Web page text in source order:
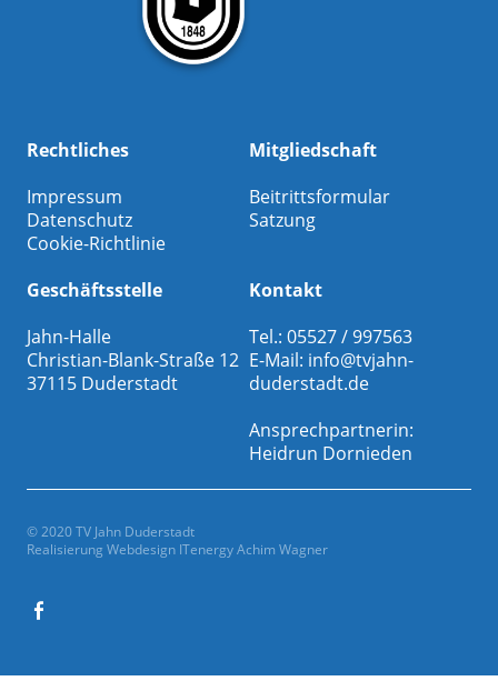
Rechtliches
Impressum
Datenschutz
Cookie-Richtlinie
Mitgliedschaft
Beitrittsformular
Satzung
Geschäftsstelle
Jahn-Halle
Christian-Blank-Straße 12
37115 Duderstadt
Kontakt
Tel.: 05527 / 997563
E-Mail: info@tvjahn-
duderstadt.de
Ansprechpartnerin:
Heidrun Dornieden
© 2020 TV Jahn Duderstadt
Realisierung Webdesign ITenergy Achim Wagner